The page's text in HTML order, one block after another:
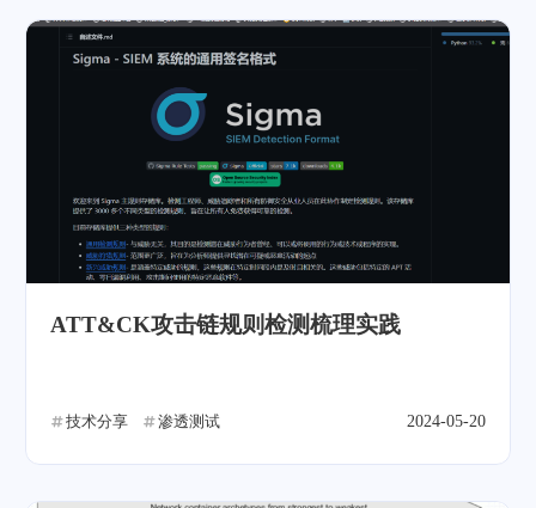
ATT&CK攻击链规则检测梳理实践
技术分享 渗透测试 2024-05-20